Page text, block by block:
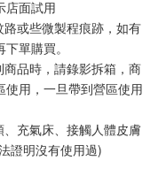
店面試用
或些微製程痕跡，如有
單購買。
品時，請錄影拆箱，商
用，一旦帶到營區使用
充氣床、接觸人體皮膚
證明沒有使用過)